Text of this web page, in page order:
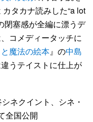
タカナ読みした“a lot
閉塞感が全編に漂うデ
コメディータッチに
魔法の絵本』の中島
うテイストに仕上が
ネクイント、シネ・
全国公開